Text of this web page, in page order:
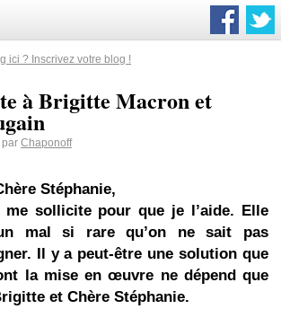
ici ? Inscrivez votre blog !
à Brigitte Macron et
par Chaponoff
Stéphanie,
me sollicite pour que je l’aide. Elle
mal si rare qu’on ne sait pas
Il y a peut-être une solution que
la mise en œuvre ne dépend que
et Chère Stéphanie.